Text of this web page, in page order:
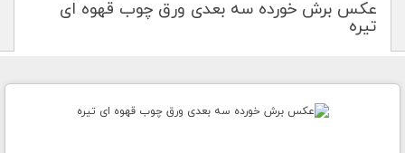
عکس برش خورده سه بعدی ورق چوب قهوه ای
تیره